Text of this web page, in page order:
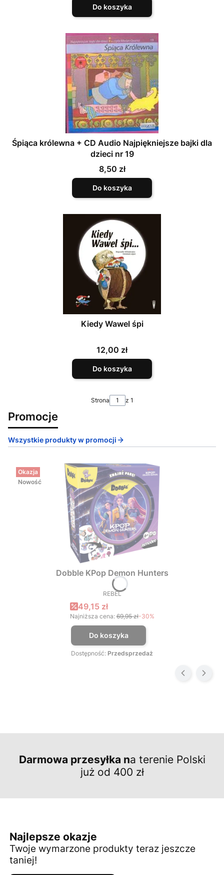
Do koszyka
Śpiąca królewna + CD Audio Najpiękniejsze bajki dla
dzieci nr 19
Cena
8,50 zł
Do koszyka
Kiedy Wawel śpi
Cena
12,00 zł
Do koszyka
Strona z 1
Promocje
Wszystkie produkty w promocji
Okazja
Nowość
Dobble KPop Demon Hunters
PRODUCENT
REBEL
Cena promocyjna
49,15 zł
Najniższa cena: 69,95 zł-30%
Do koszyka
Dostępność: Przedsprzedaż
Darmowa przesyłka na terenie Polski
już od 400 zł
Najlepsze okazje
Twoje wymarzone produkty teraz jeszcze
taniej!